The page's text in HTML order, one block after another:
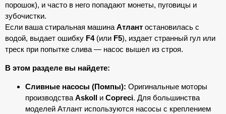
порошок), и часто в него попадают монеты, пуговицы и
зубочистки.
Если ваша стиральная машина Атлант остановилась с
водой, выдает ошибку F4(или F5), издает странный гул или
треск при попытке слива — насос вышел из строя.
В этом разделе вы найдете:
Сливные насосы (Помпы): Оригинальные моторы
производства Askoll и Copreci. Для большинства
моделей Атлант используются насосы с креплением